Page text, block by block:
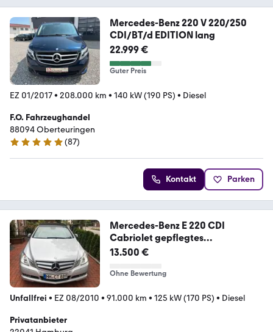
Mercedes-Benz 220 V 220/250
CDI/BT/d EDITION lang
22.999 €
Guter Preis
EZ 01/2017• 208.000 km • 140 kW (190 PS) • Diesel
F.O. Fahrzeughandel
88094 Oberteuringen
5 Sterne
(87)
Kontakt Parken
Mercedes-Benz E 220 CDI
Cabriolet gepflegtes
Sommerfahrzeug
13.500 €
Ohne Bewertung
Unfallfrei • EZ 08/2010 • 91.000 km • 125 kW (170 PS) • Diesel
Privatanbieter